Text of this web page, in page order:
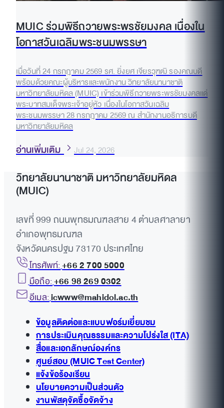
MUIC ร่วมพิธีถวายพระพรชัยมงคล เนื่องใน
โอกาสวันเฉลิมพระชนมพรรษา
เมื่อวันที่ 24 กรกฎาคม 2569 รศ. ยิ่งยศ เจียรวุฑฒิ รองคณบดี
พร้อมด้วยคณะผู้บริหารและพนักงาน วิทยาลัยนานาชาติ
มหาวิทยาลัยมหิดล (MUIC) เข้าร่วมพิธีถวายพระพรชัยมงคลแด่
พระบาทสมเด็จพระเจ้าอยู่หัว เนื่องในโอกาสวันเฉลิม
พระชนมพรรษา 28 กรกฎาคม 2569 ณ สำนักงานอธิการบดี
มหาวิทยาลัยมหิดล
อ่านเพิ่มเติม Jul 24, 2026
วิทยาลัยนานาชาติ มหาวิทยาลัยมหิดล
(MUIC)
เลขที่ 999 ถนนพุทธมณฑลสาย 4 ตำบลศาลายา
อำเภอพุทธมณฑล
จังหวัดนครปฐม 73170 ประเทศไทย
โทรศัพท์:+66 2 700 5000
มือถือ:+66 98 269 0302
อีเมล:icwww@mahidol.ac.th
ข้อมูลติดต่อและแบบฟอร์มเยี่ยมชม
การประเมินคุณธรรมและความโปร่งใส (ITA)
สื่อและเอกลักษณ์องค์กร
ศูนย์สอบ (MUIC Test Center)
แจ้งข้อร้องเรียน
นโยบายความเป็นส่วนตัว
งานพัสดุจัดซื้อจัดจ้าง